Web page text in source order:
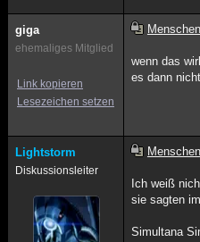
giga
ehemaliges Mitglied
Link kopieren
Lesezeichen setzen
wenn das
es dann
Lightstorm
Diskussionsleiter
Ich weiß
sie sagten
Simultana